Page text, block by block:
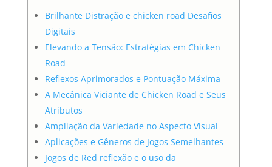
Brilhante Distração e chicken road Desafios
Digitais
Elevando a Tensão: Estratégias em Chicken
Road
Reflexos Aprimorados e Pontuação Máxima
A Mecânica Viciante de Chicken Road e Seus
Atributos
Ampliação da Variedade no Aspecto Visual
Aplicações e Gêneros de Jogos Semelhantes
Jogos de Red reflexão e o uso da